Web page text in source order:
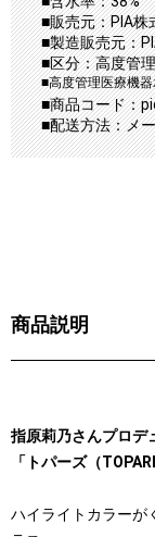
■販売元：PIA株
■製造販売元：
■区分：高度管
■高度管理医療機
■商品コード：
■配送方法：メ
商品説明
指原莉乃さんプロデ
「トパーズ（
ハイライトカラーが